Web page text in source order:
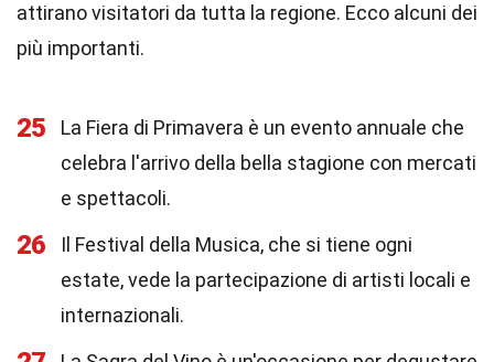
attirano visitatori da tutta la regione. Ecco alcuni dei
più importanti.
25
La Fiera di Primavera è un evento annuale che
celebra l'arrivo della bella stagione con mercati
e spettacoli.
26
Il Festival della Musica, che si tiene ogni
estate, vede la partecipazione di artisti locali e
internazionali.